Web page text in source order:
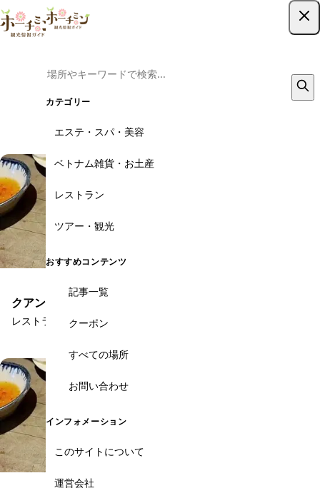
カテゴリー
エステ・スパ・美容
ベトナム雑貨・お土産
レストラン
ツアー・観光
おすすめコンテンツ
記事一覧
クーポン
すべての場所
お問い合わせ
インフォメーション
このサイトについて
運営会社
この店舗は現在営業していません。以下の代わりのお店をご覧くださ
その他のレストラン
クアン・ブイ・ガーデン
レストラン